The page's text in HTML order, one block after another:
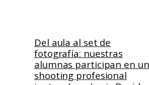
Del aula al set de
fotografía: nuestras
alumnas participan en un
shooting profesional